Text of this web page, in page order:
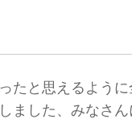
たと思えるよう
ました、みなさ